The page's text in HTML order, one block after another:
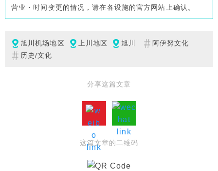
营业・时间变更的情况，请在各设施的官方网站上确认。
旭川机场地区 上川地区 旭川
阿伊努文化
历史/文化
分享这篇文章
这篇文章的二维码